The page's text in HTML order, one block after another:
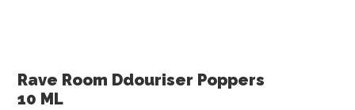
Rave Room Ddouriser Poppers
10 ML